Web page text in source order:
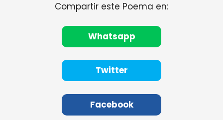
Compartir este Poema en:
Whatsapp
Twitter
Facebook